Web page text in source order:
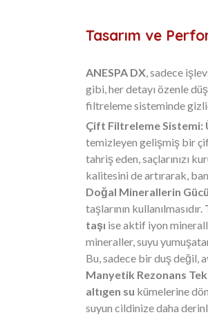
Tasarım ve
ANESPA DX, sadece
gibi, her detayı özenle
filtreleme sisteminde
Çift Filtreleme Sistemi:
temizleyen gelişmiş bir
tahriş eden, saçlarınızı
kalitesini de artırarak,
Doğal Minerallerin
taşlarının kullanılmasıdır.
taşı ise aktif iyon
mineraller, suyu
Bu, sadece bir duş değil,
Manyetik Rezonans
altıgen su kümelerine
suyun cildinize daha